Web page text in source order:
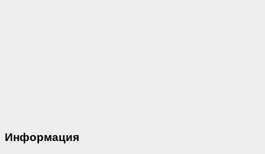
Информация